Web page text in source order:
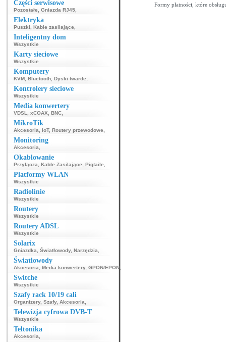
Części serwisowe
Pozostałe Gniazda RJ45
Elektryka
Puszki Kable zasilające
Inteligentny dom
Wszystkie
Karty sieciowe
Wszystkie
Komputery
KVM Bluetooth Dyski twarde
Kontrolery sieciowe
Wszystkie
Media konwertery
VDSL xCOAX BNC
MikroTik
Akcesoria IoT, Routery przewodowe
Monitoring
Akcesoria
Okablowanie
Przyłącza Kable Zasilające Pigtaile
Platformy WLAN
Wszystkie
Radiolinie
Wszystkie
Routery
Wszystkie
Routery ADSL
Wszystkie
Solarix
Gniazdka Światłowody, Narzędzia
Światłowody
Akcesoria Media konwertery, GPON/EPON
Switche
Wszystkie
Szafy rack 10/19 cali
Organizery, Szafy, Akcesoria
Telewizja cyfrowa DVB-T
Wszystkie
Teltonika
Akcesoria
Formy płatności, które